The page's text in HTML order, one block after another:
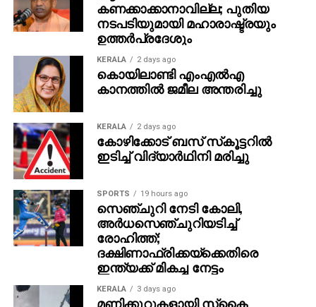
കണക്കാക്കാനാവില്ല; പുതിയ
നടപടിയുമായി മഹാരാഷ്ട്രയും
ഉത്തർപ്രദേശും
KERALA 2 days ago
കൊയിലാണ്ടി എംഎല്‍എ
കാനത്തില്‍ ജമീല അന്തരിച്ചു
KERALA 2 days ago
കോഴിക്കോട് ബസ് സ്‌കൂട്ടറില്‍
ഇടിച്ച് വിദ്യാര്‍ഥിനി മരിച്ചു
SPORTS 19 hours ago
സെഞ്ചുറി നേടി കോലി,
അര്‍ധസെഞ്ചുറിയടിച്ച്
രോഹിത്ത്;
ദക്ഷിണാഫ്രിക്കയ്‌ക്കെതിരെ
ഇന്ത്യക്ക് മികച്ച നേട്ടം
KERALA 3 days ago
മണിക്കൂറുകളായി സ്‌കൈ